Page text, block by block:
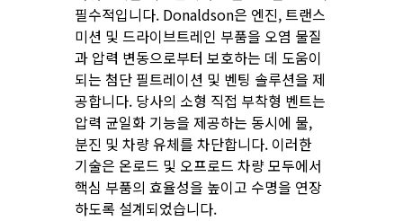
필수적입니다. Donaldson은 엔진, 트랜스
미션 및 드라이브트레인 부품을 오염 물질
과 압력 변동으로부터 보호하는 데 도움이
되는 첨단 필트레이션 및 벤팅 솔루션을 제
공합니다. 당사의 소형 직접 부착형 벤트는
압력 균일화 기능을 제공하는 동시에 물,
분진 및 차량 유체를 차단합니다. 이러한
기술은 온로드 및 오프로드 차량 모두에서
핵심 부품의 효율성을 높이고 수명을 연장
하도록 설계되었습니다.